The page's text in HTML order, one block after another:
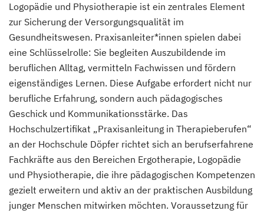
Logopädie und Physiotherapie ist ein zentrales Element
zur Sicherung der Versorgungsqualität im
Gesundheitswesen. Praxisanleiter*innen spielen dabei
eine Schlüsselrolle: Sie begleiten Auszubildende im
beruflichen Alltag, vermitteln Fachwissen und fördern
eigenständiges Lernen. Diese Aufgabe erfordert nicht nur
berufliche Erfahrung, sondern auch pädagogisches
Geschick und Kommunikationsstärke. Das
Hochschulzertifikat „Praxisanleitung in Therapieberufen“
an der Hochschule Döpfer richtet sich an berufserfahrene
Fachkräfte aus den Bereichen Ergotherapie, Logopädie
und Physiotherapie, die ihre pädagogischen Kompetenzen
gezielt erweitern und aktiv an der praktischen Ausbildung
junger Menschen mitwirken möchten. Voraussetzung für